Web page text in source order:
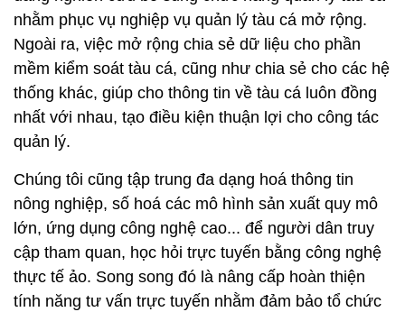
nhằm phục vụ nghiệp vụ quản lý tàu cá mở rộng.
Ngoài ra, việc mở rộng chia sẻ dữ liệu cho phần
mềm kiểm soát tàu cá, cũng như chia sẻ cho các hệ
thống khác, giúp cho thông tin về tàu cá luôn đồng
nhất với nhau, tạo điều kiện thuận lợi cho công tác
quản lý.
Chúng tôi cũng tập trung đa dạng hoá thông tin
nông nghiệp, số hoá các mô hình sản xuất quy mô
lớn, ứng dụng công nghệ cao... để người dân truy
cập tham quan, học hỏi trực tuyến bằng công nghệ
thực tế ảo. Song song đó là nâng cấp hoàn thiện
tính năng tư vấn trực tuyến nhằm đảm bảo tổ chức